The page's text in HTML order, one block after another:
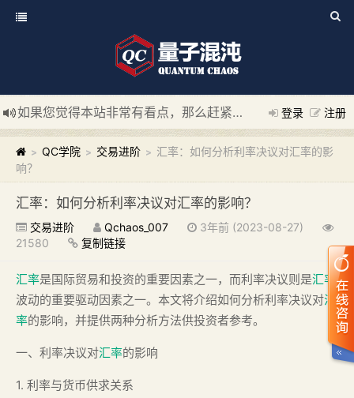
登录 注册
如果您觉得本站非常有看点，那么赶紧使用Ctrl+D 收藏我们吧
新添加量子混沌系统板块，欢迎大家访问！
---“量子混沌系
> QC学院 > 交易进阶 > 汇率：如何分析利率决议对汇率的影
响？
汇率：如何分析利率决议对汇率的影响？
交易进阶 Qchaos_007
3年前 (2023-08-27)
21580
复制链接
汇率是国际贸易和投资的重要因素之一，而利率决议则是汇率
波动的重要驱动因素之一。本文将介绍如何分析利率决议对汇
率的影响，并提供两种分析方法供投资者参考。
一、利率决议对汇率的影响
1. 利率与货币供求关系